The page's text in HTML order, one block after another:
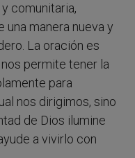
comunitaria,
una manera nueva y
La oración es
permite tener la
para
nos dirigimos, sino
de Dios ilumine
a vivirlo con